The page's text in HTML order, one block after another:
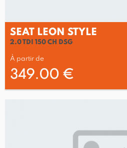
SEAT LEON STYLE
2.0 TDI 150 CH DSG
À partir de
349.00 €